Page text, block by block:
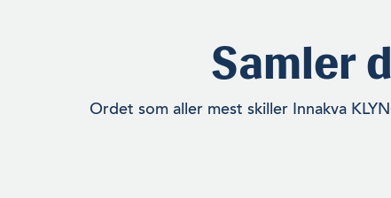
Samler
Ordet som aller mest skiller Innakva